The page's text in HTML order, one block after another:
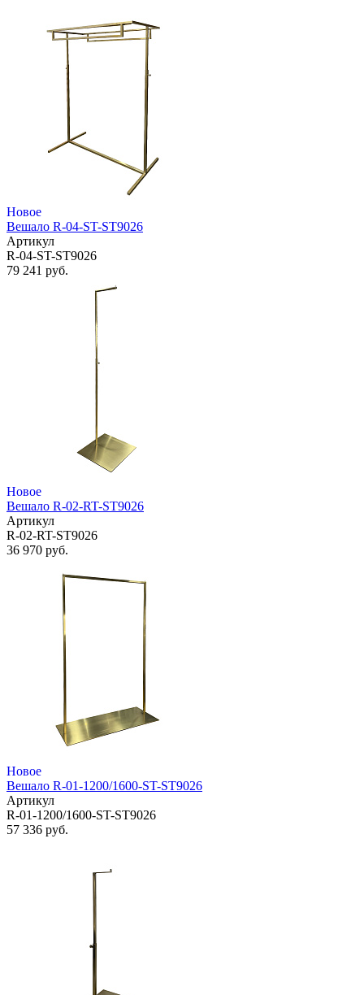
Новое
Вешало R-04-ST-ST9026
Артикул
R-04-ST-ST9026
79 241 руб.
Новое
Вешало R-02-RT-ST9026
Артикул
R-02-RT-ST9026
36 970 руб.
Новое
Вешало R-01-1200/1600-ST-ST9026
Артикул
R-01-1200/1600-ST-ST9026
57 336 руб.